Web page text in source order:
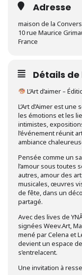
Adresse
maison de la
10 rue Maurice
France
Détails
L’Art d’aimer –
L’Art d’Aimer est
les émotions et les
intimistes,
l’événement réunit
ambiance
Pensée comme un
l’amour sous toutes
autres, amour des
musicales, œuvres
de fête, dans un
partagé.
Avec des lives de
signées Weev.Art,
mené par Celena et
devient un espace
s’entrelacent.
Une invitation à